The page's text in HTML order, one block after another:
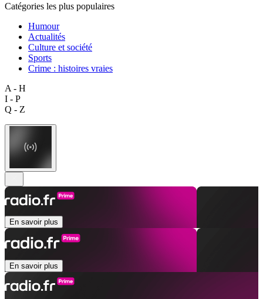
Catégories les plus populaires
Humour
Actualités
Culture et société
Sports
Crime : histoires vraies
A - H
I - P
Q - Z
En savoir plus
En savoir plus